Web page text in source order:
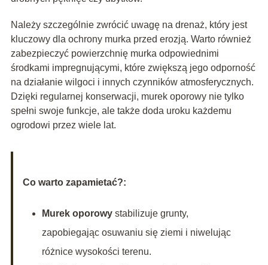
Należy szczególnie zwrócić uwagę na drenaż, który jest
kluczowy dla ochrony murka przed erozją. Warto również
zabezpieczyć powierzchnię murka odpowiednimi
środkami impregnującymi, które zwiększą jego odporność
na działanie wilgoci i innych czynników atmosferycznych.
Dzięki regularnej konserwacji, murek oporowy nie tylko
spełni swoje funkcje, ale także doda uroku każdemu
ogrodowi przez wiele lat.
Co warto zapamietać?:
Murek oporowystabilizuje grunty,
zapobiegając osuwaniu się ziemi i niwelując
różnice wysokości terenu.